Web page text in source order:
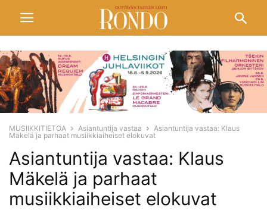
MUSIIKKITIETOA Asiantuntija vastaa
Asiantuntija vastaa: Klaus
Mäkelä ja parhaat musiikkiaiheiset elokuvat
Asiantuntija vastaa: Klaus
Mäkelä ja parhaat
musiikkiaiheiset elokuvat